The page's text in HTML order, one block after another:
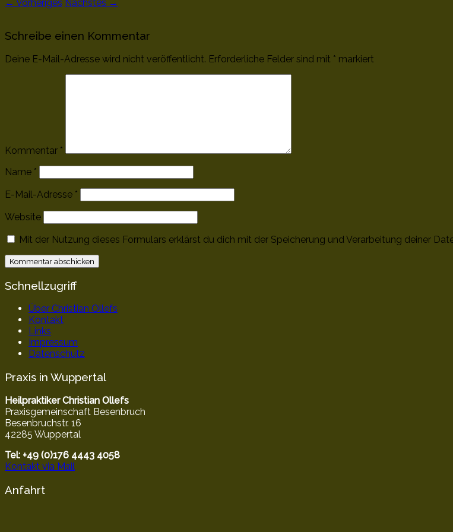
← Vorheriges Nächstes →
Schreibe einen Kommentar
Deine E-Mail-Adresse wird nicht veröffentlicht. Erforderliche Felder sind mit * markiert
Kommentar *
Name *
E-Mail-Adresse *
Website
Mit der Nutzung dieses Formulars erklärst du dich mit der Speicherung und Verarbeitung deiner
Schnellzugriff
Über Christian Ollefs
Kontakt
Links
Impressum
Datenschutz
Praxis in Wuppertal
Heilpraktiker Christian Ollefs
Praxisgemeinschaft Besenbruch
Besenbruchstr. 16
42285 Wuppertal
Tel: +49 (0)176 4443 4058
Kontakt via Mail
Anfahrt